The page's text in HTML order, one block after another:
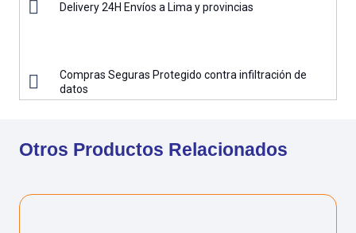
Delivery 24H Envíos a Lima y provincias
Compras Seguras Protegido contra infiltración de
datos
Otros Productos Relacionados